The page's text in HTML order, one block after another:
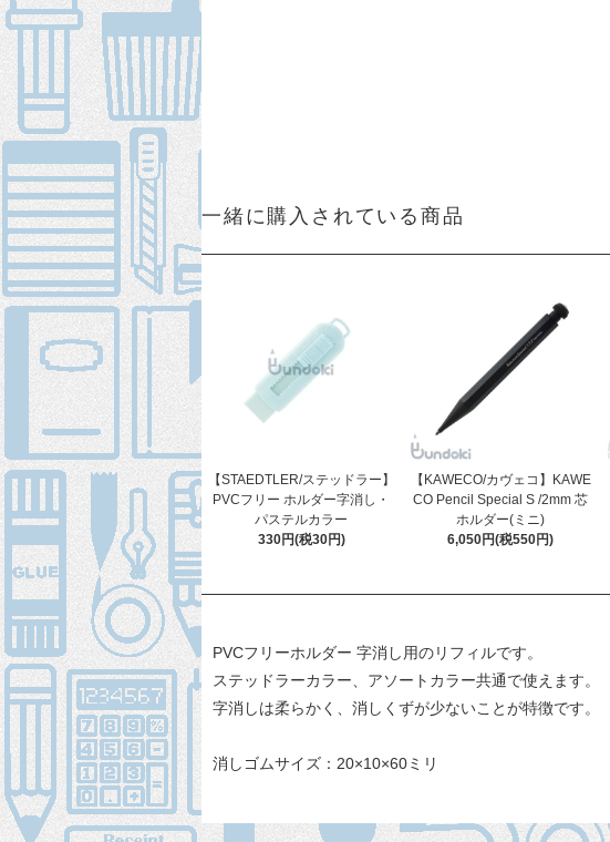
一緒に購入されている商品
【STAEDTLER/ステッドラー】
PVCフリー ホルダー字消し・
パステルカラー
330円(税30円)
【KAWECO/カヴェコ】KAWE
CO Pencil Special S /2mm 芯
ホルダー(ミニ)
6,050円(税550円)
PVCフリーホルダー 字消し用のリフィルです。
ステッドラーカラー、 アソートカラー共通で使えます。
字消しは柔らかく、消しくずが少ないことが特徴です。
消しゴムサイズ：20×10×60ミリ